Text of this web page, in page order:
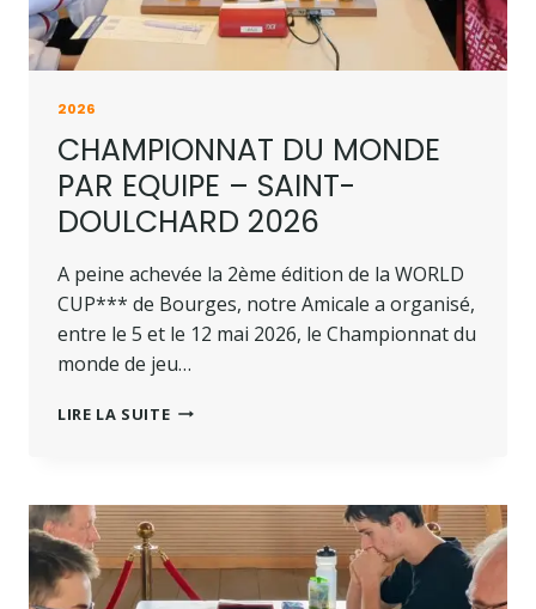
2026
CHAMPIONNAT DU MONDE
PAR EQUIPE – SAINT-
DOULCHARD 2026
A peine achevée la 2ème édition de la WORLD
CUP*** de Bourges, notre Amicale a organisé,
entre le 5 et le 12 mai 2026, le Championnat du
monde de jeu…
LIRE LA SUITECHAMPIONNAT
EQUIPE
–
SAINT-
DOULCHARD
2026